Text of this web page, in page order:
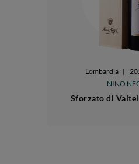
Lombardia |
NINO
Sforzato di